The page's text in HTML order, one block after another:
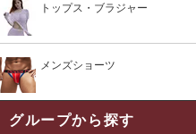
トップス・ブラジャー
メンズショーツ
グループから探す